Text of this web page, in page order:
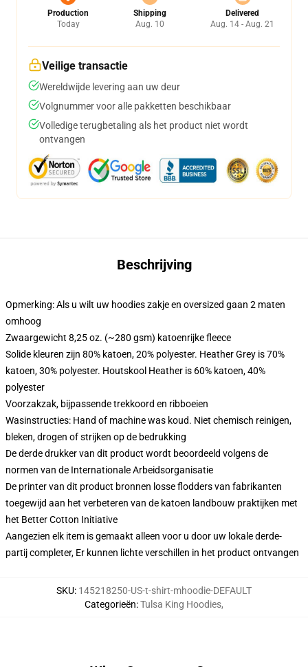
Production
Today
Shipping
Aug. 10
Delivered
Aug. 14 - Aug. 21
Veilige transactie
Wereldwijde levering aan uw deur
Volgnummer voor alle pakketten beschikbaar
Volledige terugbetaling als het product niet wordt
ontvangen
Beschrijving
Opmerking: Als u wilt uw hoodies zakje en oversized gaan 2 maten
omhoog
Zwaargewicht 8,25 oz. (~280 gsm) katoenrijke fleece
Solide kleuren zijn 80% katoen, 20% polyester. Heather Grey is 70%
katoen, 30% polyester. Houtskool Heather is 60% katoen, 40%
polyester
Voorzakzak, bijpassende trekkoord en ribboeien
Wasinstructies: Hand of machine was koud. Niet chemisch reinigen,
bleken, drogen of strijken op de bedrukking
De derde drukker van dit product wordt beoordeeld volgens de
normen van de Internationale Arbeidsorganisatie
De printer van dit product bronnen losse flodders van fabrikanten
toegewijd aan het verbeteren van de katoen landbouw praktijken met
het Better Cotton Initiative
Aangezien elk item is gemaakt alleen voor u door uw lokale derde-
partij completer, Er kunnen lichte verschillen in het product ontvangen
SKU: 145218250-US-t-shirt-mhoodie-DEFAULT
Categorieën:Tulsa King Hoodies,